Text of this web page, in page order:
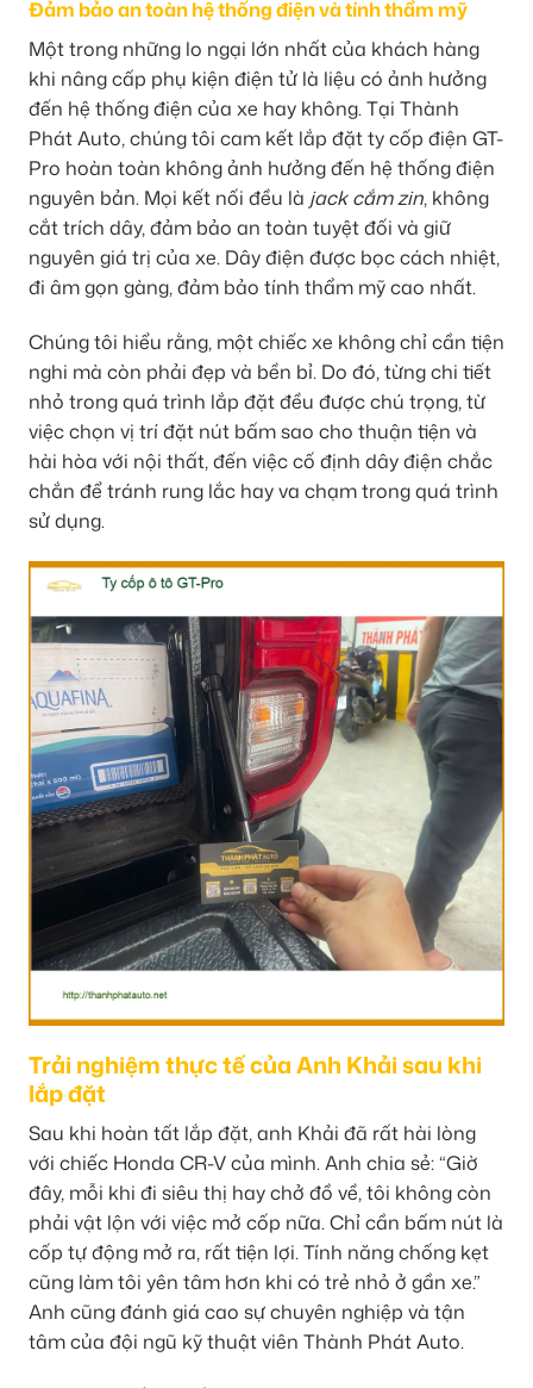
Đảm bảo an toàn hệ thống điện và tính thẩm mỹ
Một trong những lo ngại lớn nhất của khách hàng
khi nâng cấp phụ kiện điện tử là liệu có ảnh hưởng
đến hệ thống điện của xe hay không. Tại Thành
Phát Auto, chúng tôi cam kết lắp đặt ty cốp điện GT-
Pro hoàn toàn không ảnh hưởng đến hệ thống điện
nguyên bản. Mọi kết nối đều là jack cắm zin, không
cắt trích dây, đảm bảo an toàn tuyệt đối và giữ
nguyên giá trị của xe. Dây điện được bọc cách nhiệt,
đi âm gọn gàng, đảm bảo tính thẩm mỹ cao nhất.
Chúng tôi hiểu rằng, một chiếc xe không chỉ cần tiện
nghi mà còn phải đẹp và bền bỉ. Do đó, từng chi tiết
nhỏ trong quá trình lắp đặt đều được chú trọng, từ
việc chọn vị trí đặt nút bấm sao cho thuận tiện và
hài hòa với nội thất, đến việc cố định dây điện chắc
chắn để tránh rung lắc hay va chạm trong quá trình
sử dụng.
Trải nghiệm thực tế của Anh Khải sau khi
lắp đặt
Sau khi hoàn tất lắp đặt, anh Khải đã rất hài lòng
với chiếc Honda CR-V của mình. Anh chia sẻ: “Giờ
đây, mỗi khi đi siêu thị hay chở đồ về, tôi không còn
phải vật lộn với việc mở cốp nữa. Chỉ cần bấm nút là
cốp tự động mở ra, rất tiện lợi. Tính năng chống kẹt
cũng làm tôi yên tâm hơn khi có trẻ nhỏ ở gần xe.”
Anh cũng đánh giá cao sự chuyên nghiệp và tận
tâm của đội ngũ kỹ thuật viên Thành Phát Auto.